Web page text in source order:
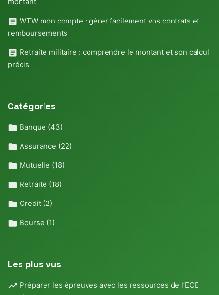
WTW mon compte : gérer facilement vos contrats et
remboursements
Retraite militaire : comprendre le montant et son calcul
précis
Catégories
Banque (43)
Assurance (22)
Mutuelle (18)
Retraite (18)
Credit (2)
Bourse (1)
Les plus vus
Préparer les épreuves avec les ressources de l’ECE